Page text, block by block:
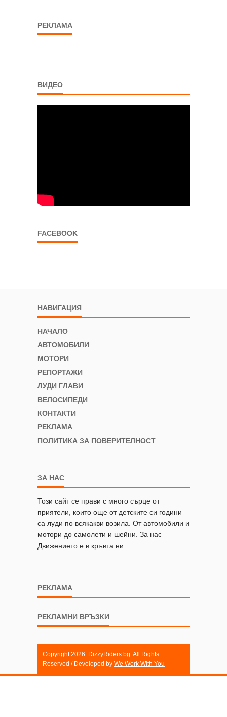
РЕКЛАМА
ВИДЕО
FACEBOOK
НАВИГАЦИЯ
НАЧАЛО
АВТОМОБИЛИ
МОТОРИ
РЕПОРТАЖИ
ЛУДИ ГЛАВИ
ВЕЛОСИПЕДИ
КОНТАКТИ
РЕКЛАМА
ПОЛИТИКА ЗА ПОВЕРИТЕЛНОСТ
ЗА НАС
Този сайт се прави с много сърце от
приятели, които още от детските си години
са луди по всякакви возила. От автомобили и
мотори до самолети и шейни. За нас
Движението е в кръвта ни.
РЕКЛАМА
РЕКЛАМНИ ВРЪЗКИ
Copyright 2026. DizzyRiders.bg. All Rights
Reserved / Developed by We Work With You